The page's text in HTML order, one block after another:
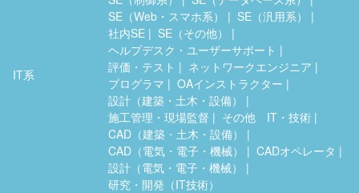
IT系
SE（Web・スマホ系）
SE（汎用系）
社内SE
SE（その他）
ヘルプデスク・ユーザーサポート
評価・テスト
ネットワークエンジニア
プログラマ
OAインストラクター
設計（建築・土木・設備）
施工管理・現場監督
その他 IT・技術
CAD（建築・土木・設備）
CAD（電気・電子・機械）
CADオペレータ
設計（電気・電子・機械）
研究・開発（IT技術）